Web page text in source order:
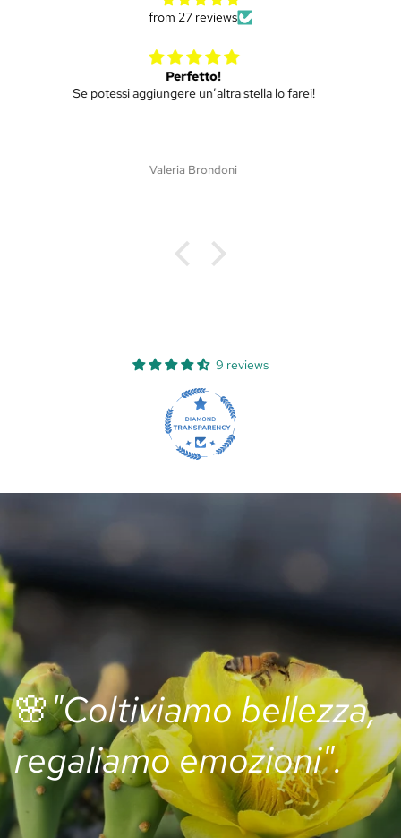
from 27 reviews
Mini ulivo
Piantina molto bella, spedizione efficiente e puntuale.
Martina Dri
9 reviews
🌸"Coltiviamo bellezza,
regaliamo emozioni".